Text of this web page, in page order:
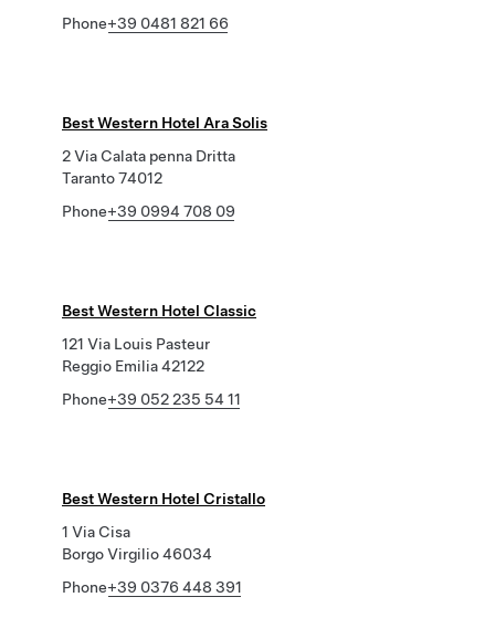
Phone+39 0481 821 66
Best Western Hotel Ara Solis
2 Via Calata penna Dritta
Taranto 74012
Phone+39 0994 708 09
Best Western Hotel Classic
121 Via Louis Pasteur
Reggio Emilia 42122
Phone+39 052 235 54 11
Best Western Hotel Cristallo
1 Via Cisa
Borgo Virgilio 46034
Phone+39 0376 448 391